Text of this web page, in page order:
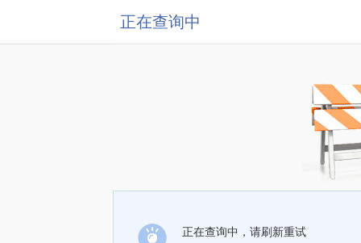
正在查询中
正在查询中，请刷新重试